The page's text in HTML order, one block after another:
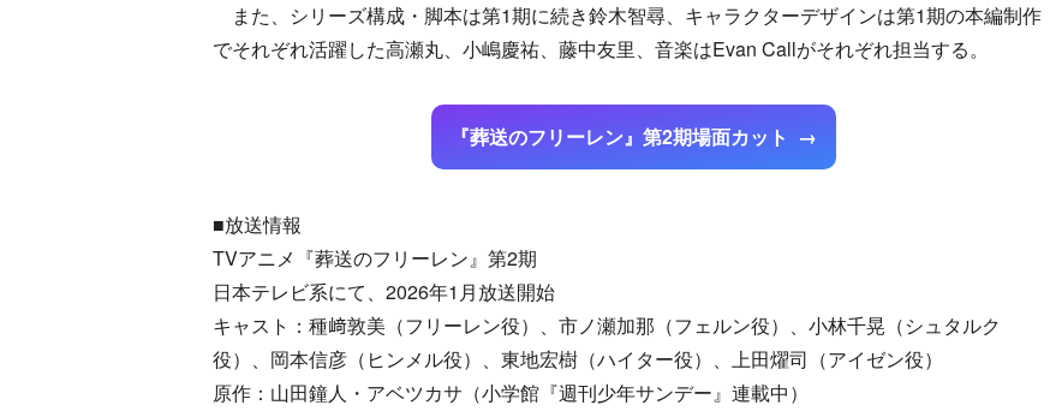
また、シリーズ構成・脚本は第1期に続き鈴木智尋、キャラクターデザインは第1期の本編制作
でそれぞれ活躍した高瀬丸、小嶋慶祐、藤中友里、音楽はEvan Callがそれぞれ担当する。
『葬送のフリーレン』第2期場面カット
■放送情報
TVアニメ『葬送のフリーレン』第2期
日本テレビ系にて、2026年1月放送開始
キャスト：種﨑敦美（フリーレン役）、市ノ瀬加那（フェルン役）、小林千晃（シュタルク
役）、岡本信彦（ヒンメル役）、東地宏樹（ハイター役）、上田燿司（アイゼン役）
原作：山田鐘人・アベツカサ（小学館『週刊少年サンデー』連載中）